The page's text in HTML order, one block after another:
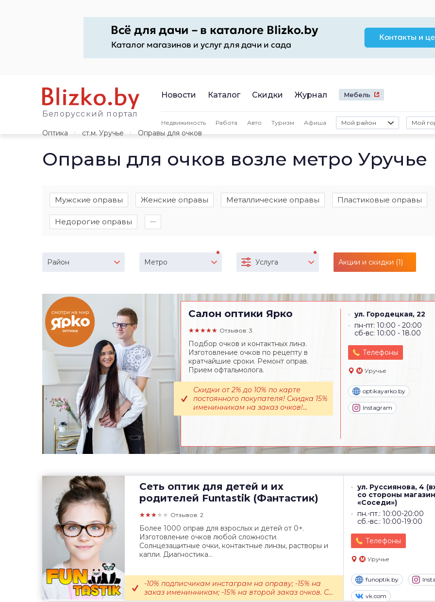
Белорусский портал
Новости Каталог Скидки Журнал Мебель
Недвижимость Работа Авто Туризм Афиша Мой район Мой
Оптика
ст.м. Уручье Оправы для очков
Оправы для очков возле метро Уручье
Мужские оправы Женские оправы Металлические оправы Пластиковые оправы
Недорогие оправы ∙∙∙
Район Метро Услуга Акции и скидки (1)
Салон оптики Ярко
★★★★★ Отзывов: 3
ул. Городецкая, 22
пн-пт: 10:00 - 20:00
сб-вс: 10:00 - 18.00
Телефоны
Уручье
optikayarko.by
Instagram
Подбор очков и контактных линз.
Изготовление очков по рецепту в
кратчайшие сроки. Ремонт оправ.
Прием офтальмолога.
Скидки от 2% до 10% по карте
постоянного покупателя! Скидка 15%
именинникам на заказ очков!...
Сеть оптик для детей и их
родителей Funtastik (Фантастик)
★★★★★ Отзывов: 2
ул. Руссиянова, 4
со стороны
«Соседи»)
пн.-пт.: 10:00-20:00
сб.-вс.: 10:00-19:00
Телефоны
Уручье
funoptik.by
vk.com
Более 1000 оправ для взрослых и детей от 0+.
Изготовление очков любой сложности.
Солнцезащитные очки, контактные линзы, растворы и
капли. Диагностика...
-10% подписчикам инстаграм на оправу; -15% на
заказ именинникам; -15% на второй заказ очков. С...